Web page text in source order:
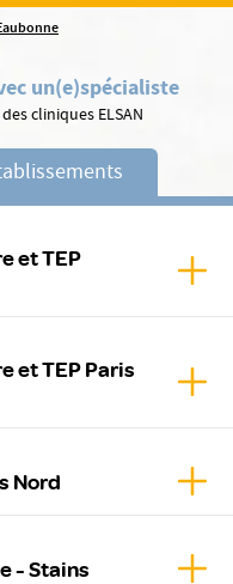
un(e)spécialiste
cliniques ELSAN
et TEP
et TEP Paris
Nord
- Stains